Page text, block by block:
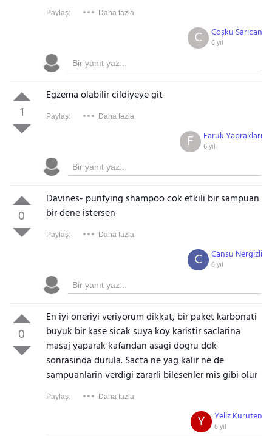
Paylaş: Daha fazla
Coşku Sarıcan
6 yıl
C
1
Egzema olabilir cildiyeye git
Paylaş: Daha fazla
Faruk Yaprakları
6 yıl
F
0
Davines- purifying shampoo cok etkili bir sampuan
bir dene istersen
Paylaş: Daha fazla
Cansu Nergizli
6 yıl
C
0
En iyi oneriyi veriyorum dikkat, bir paket karbonati
buyuk bir kase sicak suya koy karistir saclarina
masaj yaparak kafandan asagi dogru dok
sonrasinda durula. Sacta ne yag kalir ne de
sampuanlarin verdigi zararli bilesenler mis gibi olur
Paylaş: Daha fazla
Yeliz Kuruten
6 yıl
Y